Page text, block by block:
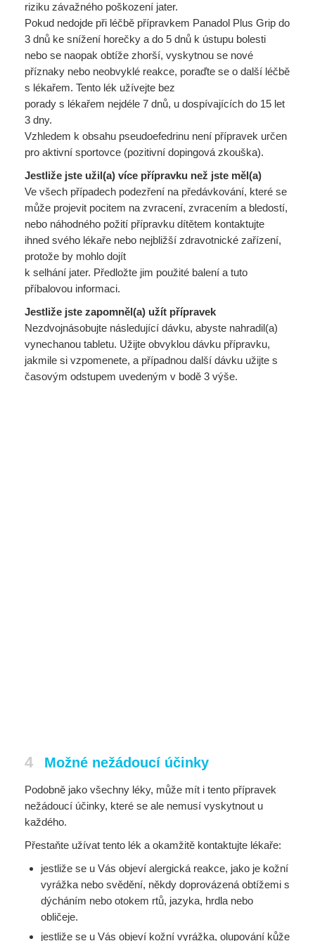
riziku závažného poškození jater.
Pokud nedojde při léčbě přípravkem Panadol Plus Grip do
3 dnů ke snížení horečky a do 5 dnů k ústupu bolesti
nebo se naopak obtíže zhorší, vyskytnou se nové
příznaky nebo neobvyklé reakce, poraďte se o další léčbě
s lékařem. Tento lék užívejte bez
porady s lékařem nejdéle 7 dnů, u dospívajících do 15 let
3 dny.
Vzhledem k obsahu pseudoefedrinu není přípravek určen
pro aktivní sportovce (pozitivní dopingová zkouška).
Jestliže jste užil(a) více přípravku než jste měl(a)
Ve všech případech podezření na předávkování, které se
může projevit pocitem na zvracení, zvracením a bledostí,
nebo náhodného požití přípravku dítětem kontaktujte
ihned svého lékaře nebo nejbližší zdravotnické zařízení,
protože by mohlo dojít
k selhání jater. Předložte jim použité balení a tuto
příbalovou informaci.
Jestliže jste zapomněl(a) užít přípravek
Nezdvojnásobujte následující dávku, abyste nahradil(a)
vynechanou tabletu. Užijte obvyklou dávku přípravku,
jakmile si vzpomenete, a případnou další dávku užijte s
časovým odstupem uvedeným v bodě 3 výše.
4 Možné nežádoucí účinky
Podobně jako všechny léky, může mít i tento přípravek
nežádoucí účinky, které se ale nemusí vyskytnout u
každého.
Přestaňte užívat tento lék a okamžitě kontaktujte lékaře:
jestliže se u Vás objeví alergická reakce, jako je kožní
vyrážka nebo svědění, někdy doprovázená obtížemi s
dýcháním nebo otokem rtů, jazyka, hrdla nebo
obličeje.
jestliže se u Vás objeví kožní vyrážka, olupování kůže